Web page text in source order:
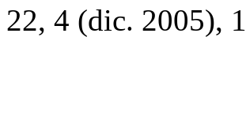
22, 4 (dic. 2005),